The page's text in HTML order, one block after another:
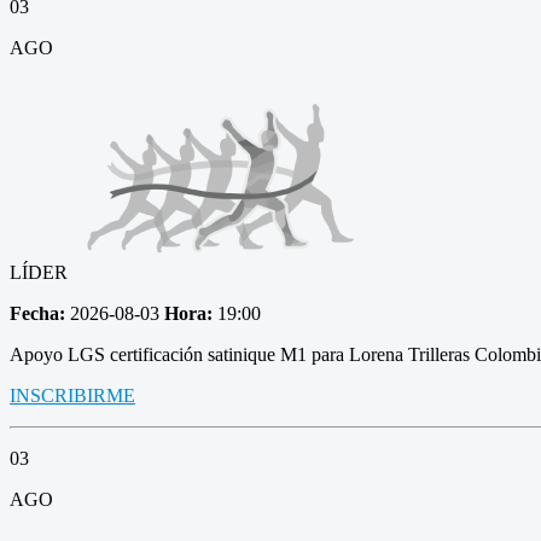
03
AGO
LÍDER
Fecha: 2026-08-03 Hora: 19:00
Apoyo LGS certificación satinique M1 para Lorena Trilleras
INSCRIBIRME
03
AGO